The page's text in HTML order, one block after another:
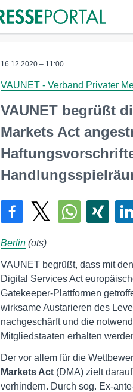
16.12.2020 – 11:00
VAUNET - Verband Privater
VAUNET begrüßt
Markets Act
Berlin (ots)
VAUNET begrüßt, dass mit
Digital Services Act
Gatekeeper-Plattformen
wirksame Austarieren des
nachgeschärft und die
Mitgliedstaaten erhalten
Der vor allem für die
Markets Act (DMA) zielt
verhindern. Durch sog. Ex-